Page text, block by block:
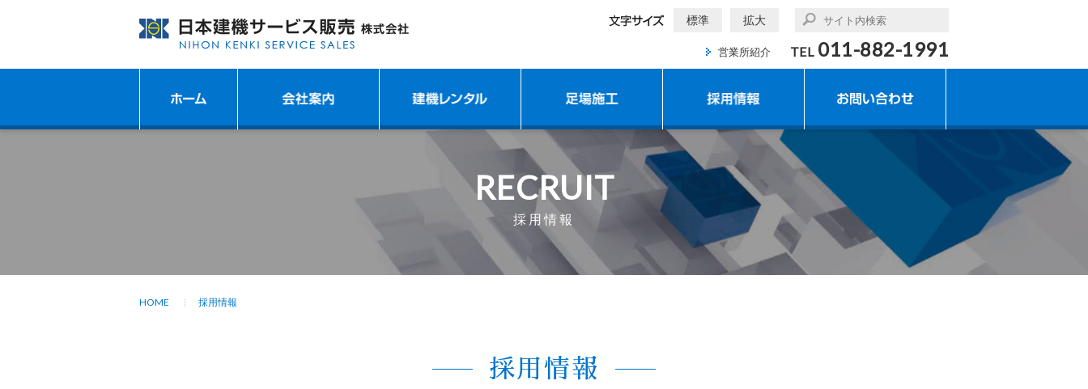
標準 拡大
営業所紹介 TEL 011-882-1991
RECRUIT
採用情報
HOME 採用情報
採用情報